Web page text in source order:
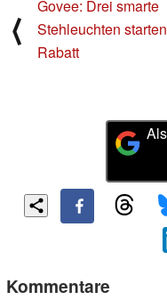
⟨
Govee: Drei smarte
Stehleuchten
Rabatt
Kommentare